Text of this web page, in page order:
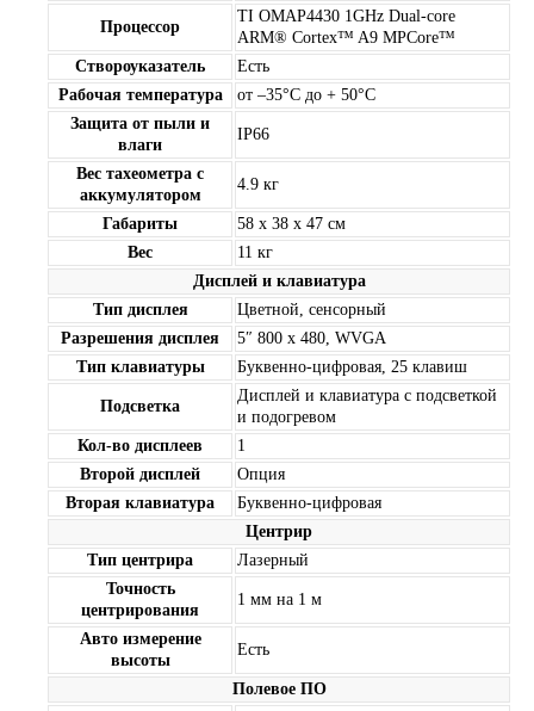
Процессор
TI OMAP4430 1GHz Dual-core
ARM® Cortex™ A9 MPCore™
Створоуказатель
Есть
Рабочая температура
от –35°C до + 50°C
Защита от пыли и
влаги
IP66
Вес тахеометра с
аккумулятором
4.9 кг
Габариты
58 x 38 x 47 см
Вес
11 кг
Дисплей и клавиатура
Тип дисплея
Цветной, сенсорный
Разрешения дисплея
5″ 800 x 480, WVGA
Тип клавиатуры
Буквенно-цифровая, 25 клавиш
Подсветка
Дисплей и клавиатура с подсветкой
и подогревом
Кол-во дисплеев
1
Второй дисплей
Опция
Вторая клавиатура
Буквенно-цифровая
Центрир
Тип центрира
Лазерный
Точность
центрирования
1 мм на 1 м
Авто измерение
высоты
Есть
Полевое ПО